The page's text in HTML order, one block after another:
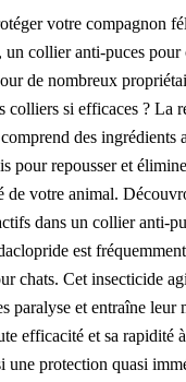
votre compagnon
un collier anti-puces pour
de nombreux
colliers si efficaces ? La
des ingrédients
pour repousser et
de votre animal.
dans un collier anti-
est
chats. Cet insecticide
paralyse et entraîne leur
efficacité et sa rapidité
une protection quasi